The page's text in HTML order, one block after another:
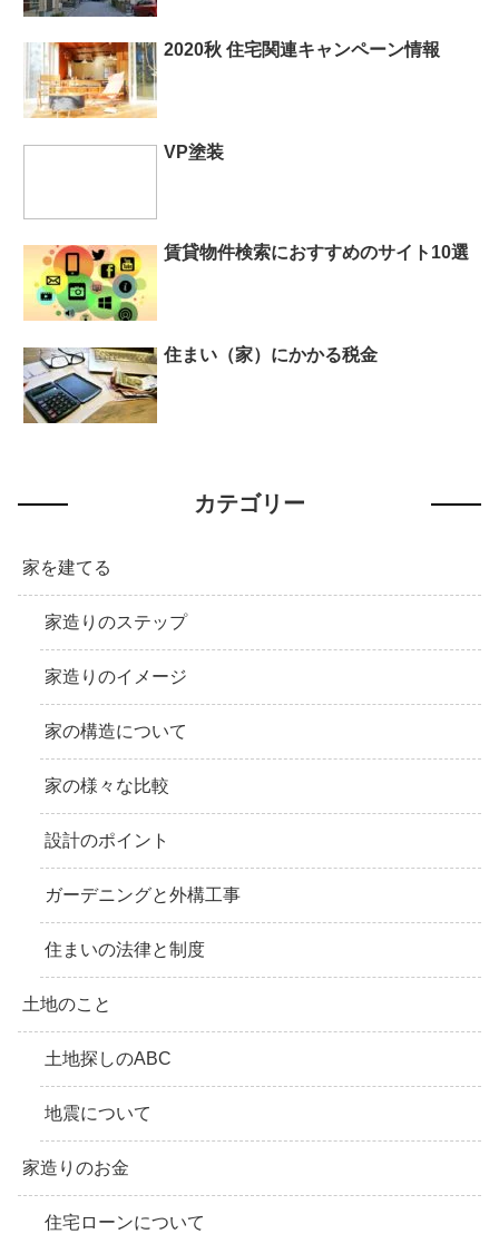
2020秋 住宅関連キャンペーン情報
VP塗装
賃貸物件検索におすすめのサイト10選
住まい（家）にかかる税金
カテゴリー
家を建てる
家造りのステップ
家造りのイメージ
家の構造について
家の様々な比較
設計のポイント
ガーデニングと外構工事
住まいの法律と制度
土地のこと
土地探しのABC
地震について
家造りのお金
住宅ローンについて